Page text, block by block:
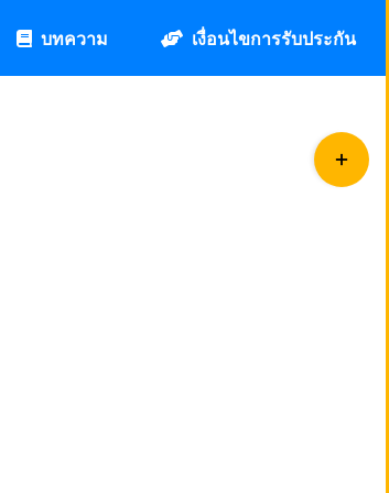
บทความ เงื่อนไขการรับประกัน
Toggle
Sliding
Bar